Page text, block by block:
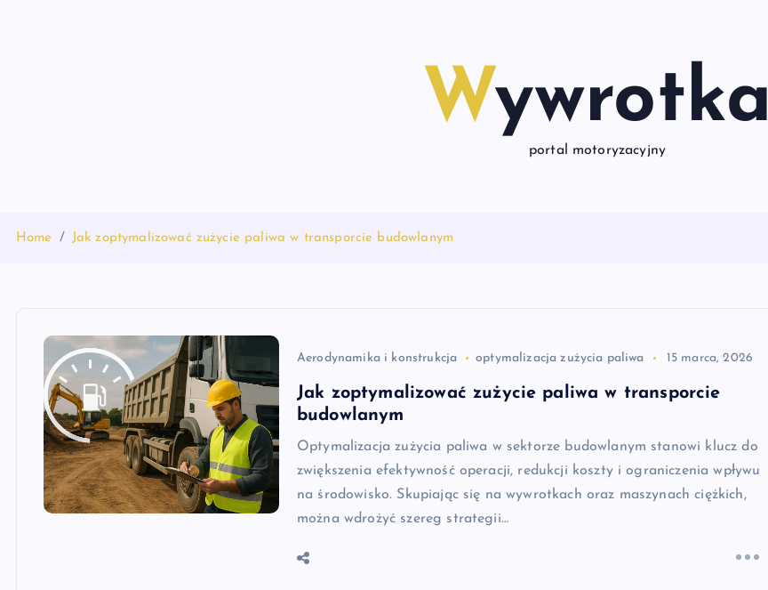
Wywrotka
portal motoryzacyjny
Home Jak zoptymalizować zużycie paliwa w transporcie budowlanym
Aerodynamika i konstrukcja optymalizacja zużycia paliwa 15 marca, 2026
Jak zoptymalizować zużycie paliwa w transporcie
budowlanym
Optymalizacja zużycia paliwa w sektorze budowlanym stanowi klucz do
zwiększenia efektywność operacji, redukcji koszty i ograniczenia wpływu
na środowisko. Skupiając się na wywrotkach oraz maszynach ciężkich,
można wdrożyć szereg strategii…